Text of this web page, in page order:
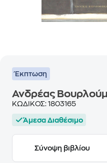
Έκπτωση
Ανδρέας
ΚΩΔΙΚΟΣ: 1803165
Άμεσα Διαθέσιμο
Σύνοψη βιβλίου